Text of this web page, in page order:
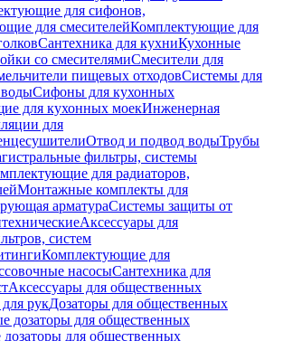
для сифонов,
для смесителейКомплектующие для
Сантехника для кухниКухонные
со смесителямиСмесители для
пищевых отходовСистемы для
водыСифоны для кухонных
для кухонных моекИнженерная
для
Отвод и подвод водыТрубы
фильтры, системы
для радиаторов,
Монтажные комплекты для
арматураСистемы защиты от
Аксессуары для
систем
Комплектующие для
насосыСантехника для
Аксессуары для общественных
рукДозаторы для общественных
дозаторы для общественных
для общественных